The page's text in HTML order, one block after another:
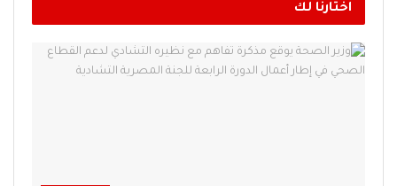
اختارنا لك